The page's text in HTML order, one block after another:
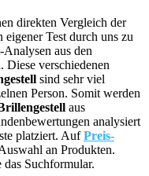
direkten Vergleich der
eigener Test durch uns zu
aus den
verschiedenen
sind sehr viel
Person. Somit werden
aus
analysiert
platziert. AufPreis-
an Produkten.
Suchformular.